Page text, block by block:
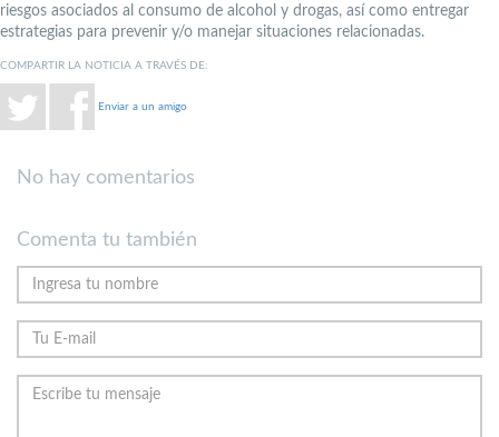
riesgos asociados al consumo de alcohol y drogas, así como entregar
estrategias para prevenir y/o manejar situaciones relacionadas.
COMPARTIR LA NOTICIA A TRAVÉS DE:
Enviar a un amigo
No hay comentarios
Comenta tu también